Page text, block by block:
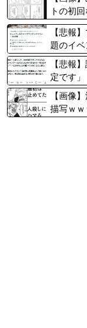
トの初
ヤホヤ
【悲報
題のイ
果ｗｗｗ
【悲報
定です」
【画像
描写ｗｗ